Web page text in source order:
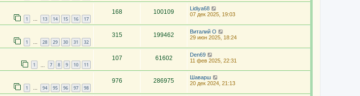
1 … 13 14 15 16 17
168 100109
Lidiya68
07 дек 2025, 19:03
1 28 29 30 31 32
315 199462
Виталий О
29 июн 2025, 18:24
1 7 8 9 10 11
107 61602
Den69
11 фев 2025, 22:31
1 … 94 95 96 97 98
976 286975
Шаварш
20 дек 2024, 21:13